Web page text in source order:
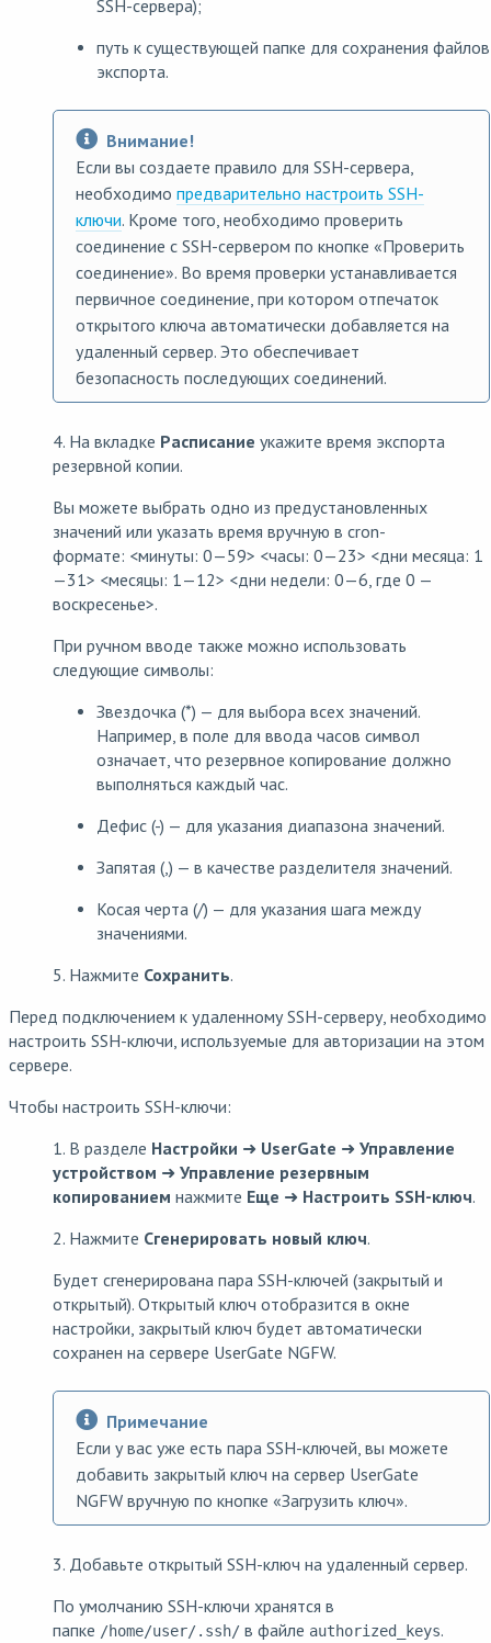
SSH-сервера);
путь к существующей папке для сохранения файлов
экспорта.
Внимание!
Если вы создаете правило для SSH-сервера,
необходимо предварительно настроить SSH-
ключи. Кроме того, необходимо проверить
соединение с SSH-сервером по кнопке «Проверить
соединение». Во время проверки устанавливается
первичное соединение, при котором отпечаток
открытого ключа автоматически добавляется на
удаленный сервер. Это обеспечивает
безопасность последующих соединений.
4. На вкладке Расписание укажите время экспорта
резервной копии.
Вы можете выбрать одно из предустановленных
значений или указать время вручную в cron-
формате: <минуты: 0—59> <часы: 0—23> <дни месяца: 1
—31> <месяцы: 1—12> <дни недели: 0—6, где 0 —
воскресенье>.
При ручном вводе также можно использовать
следующие символы:
Звездочка (*) — для выбора всех значений.
Например, в поле для ввода часов символ
означает, что резервное копирование должно
выполняться каждый час.
Дефис (-) — для указания диапазона значений.
Запятая (,) — в качестве разделителя значений.
Косая черта (/) — для указания шага между
значениями.
5. Нажмите Сохранить.
Перед подключением к удаленному SSH-серверу, необходимо
настроить SSH-ключи, используемые для авторизации на этом
сервере.
Чтобы настроить SSH-ключи:
1. В разделе Настройки ➜ UserGate ➜ Управление
устройством ➜ Управление резервным
копированием нажмите Еще ➜ Настроить SSH-ключ.
2. Нажмите Сгенерировать новый ключ.
Будет сгенерирована пара SSH-ключей (закрытый и
открытый). Открытый ключ отобразится в окне
настройки, закрытый ключ будет автоматически
сохранен на сервере UserGate NGFW.
Примечание
Если у вас уже есть пара SSH-ключей, вы можете
добавить закрытый ключ на сервер UserGate
NGFW вручную по кнопке «Загрузить ключ».
3. Добавьте открытый SSH-ключ на удаленный сервер.
По умолчанию SSH-ключи хранятся в
папке /home/user/.ssh/ в файле authorized_keys.